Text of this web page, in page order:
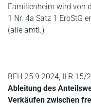
Familienheim wird von
1 Nr. 4a Satz 1 ErbStG
(alle amtl.)
BFH 25.9.2024, II R 15/
Ableitung des
Verkäufen zwischen